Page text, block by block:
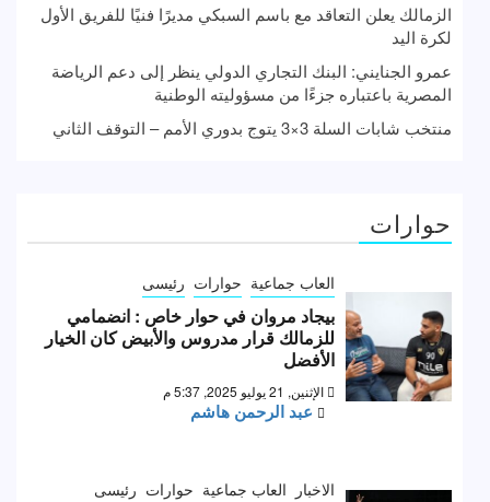
الزمالك يعلن التعاقد مع باسم السبكي مديرًا فنيًا للفريق الأول
لكرة اليد
عمرو الجنايني: البنك التجاري الدولي ينظر إلى دعم الرياضة
المصرية باعتباره جزءًا من مسؤوليته الوطنية
منتخب شابات السلة 3×3 يتوج بدوري الأمم – التوقف الثاني
حوارات
العاب جماعية حوارات رئيسى
بيجاد مروان في حوار خاص : انضمامي
للزمالك قرار مدروس والأبيض كان الخيار
الأفضل
الإثنين, 21 يوليو 2025, 5:37 م
عبد الرحمن هاشم
الاخبار العاب جماعية حوارات رئيسى